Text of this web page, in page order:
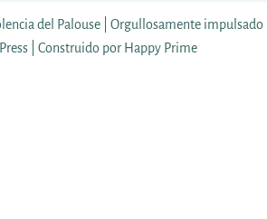
del Palouse |Orgullosamente impulsado
|Construido por Happy Prime